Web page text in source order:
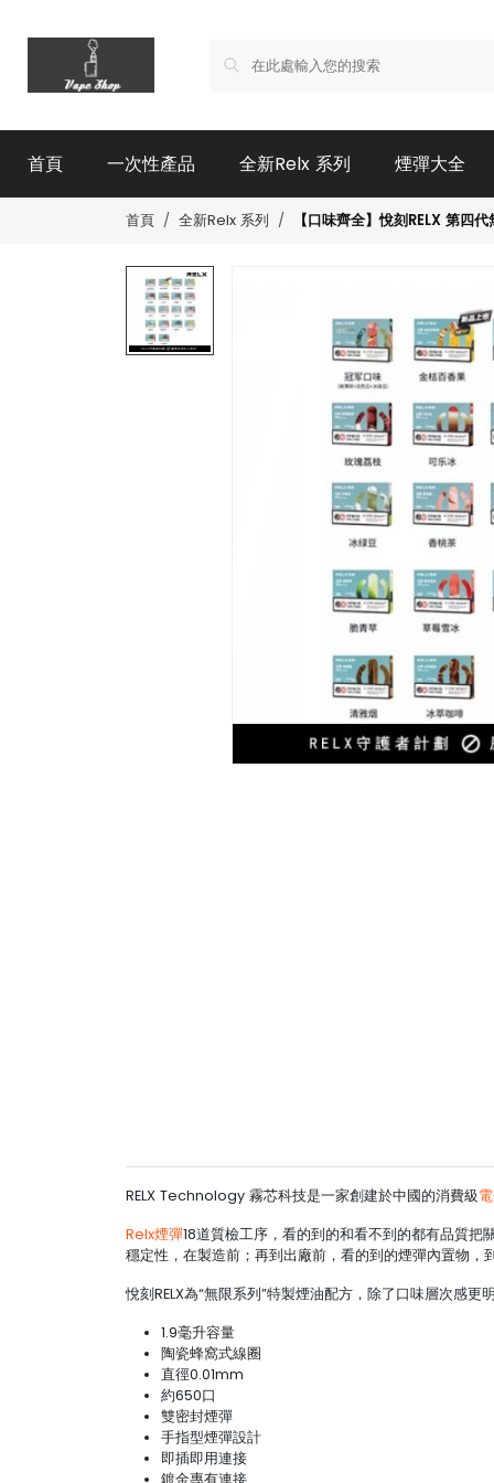
首頁 一次性產品 全新Relx 系列 煙彈大全
首頁 全新Relx 系列 【口味齊全】悅刻RELX 第四
RELX Technology 霧芯科技是一家創建於中國的消費級
Relx煙彈18道質檢工序，看的到的和看不到的都有品質
穩定性，在製造前；再到出廠前，看的到的煙彈內置物
悅刻RELX為“無限系列”特製煙油配方，除了口味層次感
1.9毫升容量
陶瓷蜂窩式線圈
直徑0.01mm
約650口
雙密封煙彈
手指型煙彈設計
即插即用連接